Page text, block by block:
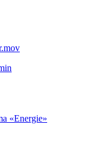
«Energie»